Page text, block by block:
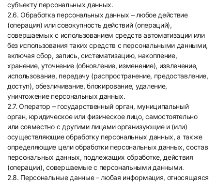
субъекту персональных данных.
2.6. Обработка персональных данных – любое действие
(операция) или совокупность действий (операций),
совершаемых с использованием средств автоматизации или
без использования таких средств с персональными данными,
включая сбор, запись, систематизацию, накопление,
хранение, уточнение (обновление, изменение), извлечение,
использование, передачу (распространение, предоставление,
доступ), обезличивание, блокирование, удаление,
уничтожение персональных данных.
2.7. Оператор – государственный орган, муниципальный
орган, юридическое или физическое лицо, самостоятельно
или совместно с другими лицами организующие и (или)
осуществляющие обработку персональных данных, а также
определяющие цели обработки персональных данных, состав
персональных данных, подлежащих обработке, действия
(операции), совершаемые с персональными данными.
2.8. Персональные данные – любая информация, относящаяся